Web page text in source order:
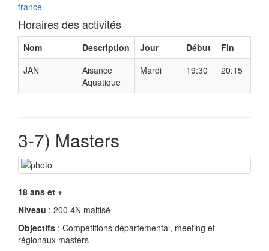
france
Horaires des activités
Nom Description Jour Début
Fin
JAN
Aisance
Aquatique
Mardi 19:30 20:15
3-7) Masters
18 ans et +
Niveau : 200 4N maitisé
Objectifs : Compétitions départemental, meeting et
régionaux masters